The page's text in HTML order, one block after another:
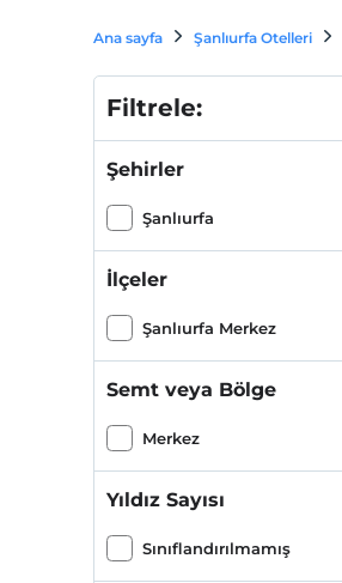
Ana sayfa Şanlıurfa Otelleri
Filtrele:
Şehirler
Şanlıurfa
İlçeler
Şanlıurfa Merkez
Semt veya Bölge
Merkez
Yıldız Sayısı
Sınıflandırılmamış